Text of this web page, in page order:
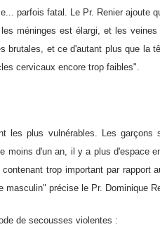
parfois fatal. Le Pr. Renier ajoute
méninges est élargi, et les
brutales, et ce d'autant plus que la
cervicaux encore trop faibles".
les plus vulnérables. Les
moins d'un an, il y a plus d'espace
trop important par rapport
précise le Pr. Dominique
de secousses violentes :